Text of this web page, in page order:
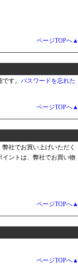
ページTOPへ▲
す。 パスワードを忘れた
ページTOPへ▲
社でお買い上げいただく
ントは、弊社でお買い物
ページTOPへ▲
ページTOPへ▲